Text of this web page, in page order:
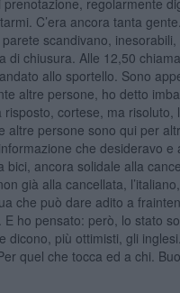
C’era ancora tanta
parete scandivano,
di chiusura. Alle 12,50
allo sportello. Sono
altre persone, ho detto
cortese, ma risoluto,
altre persone sono qui per
che desideravo e
bici, ancora solidale alla
già alla cancellata,
che può dare adito a
E ho pensato: però, lo stato
dicono, più ottimisti, gli
quel che tocca ed a chi.